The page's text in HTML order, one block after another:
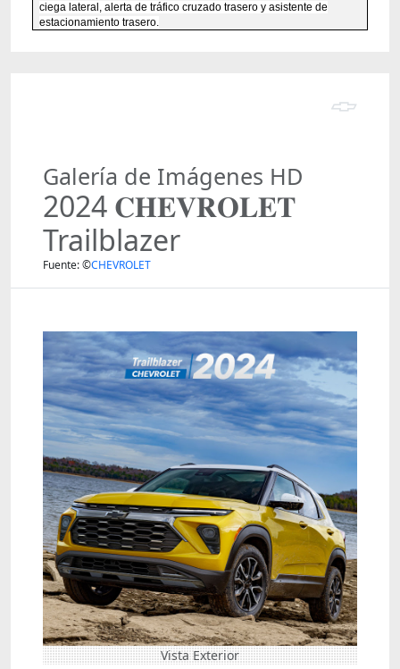
ciega lateral, alerta de tráfico cruzado trasero y asistente de
estacionamiento trasero.
Galería de Imágenes HD
2024 𝐂𝐇𝐄𝐕𝐑𝐎𝐋𝐄𝐓
Trailblazer
Fuente: ©CHEVROLET
Vista Exterior